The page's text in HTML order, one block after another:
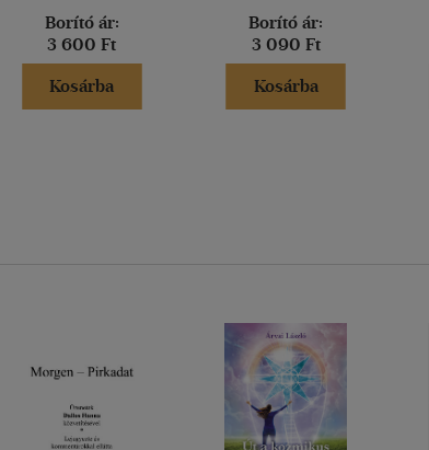
Borító ár:
3 600 Ft
Kosárba
Borító ár:
3 090 Ft
Kosárba